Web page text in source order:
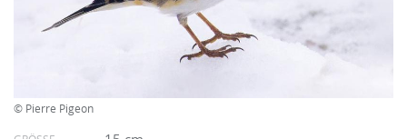
© Pierre Pigeon